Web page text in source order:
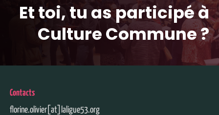
Et toi, tu as participé à
Culture Commune ?
Contacts
florine.olivier[at]laligue53.org